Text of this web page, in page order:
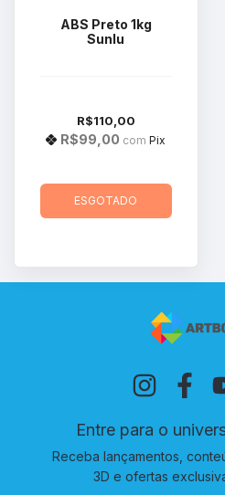
ABS Preto 1kg
Sunlu
R$110,00
R$99,00 com Pix
ESGOTADO
Entre para o
Receba lançamentos,
3D e ofertas